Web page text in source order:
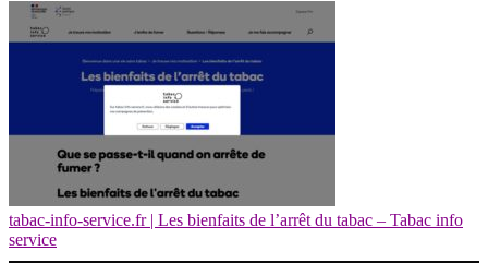
tabac-info-service.fr | Les bienfaits de l’arrêt du tabac – Tabac info
service